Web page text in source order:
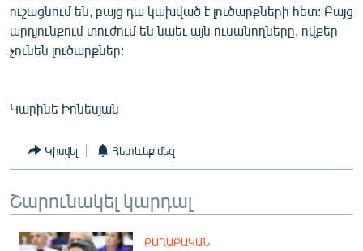
ուշացնում են, բայց դա կախված է լուծարքների հետ: Բայց
արդյունքում տուժում են նաեւ այն ուսանողները, ովքեր
չունեն լուծարքներ:
Կարինե Իոնեսյան
Կիսվել Հետևեք մեզ
Շարունակել կարդալ
ՔԱՂԱՔԱԿԱՆ